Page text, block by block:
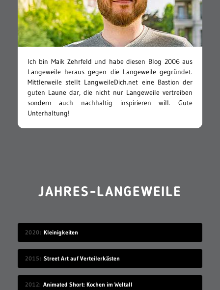
Ich bin Maik Zehrfeld und habe diesen Blog 2006 aus
Langeweile heraus gegen die Langeweile gegründet.
Mittlerweile stellt LangweileDich.net eine Bastion der
guten Laune dar, die nicht nur Langeweile vertreiben
sondern auch nachhaltig inspirieren will. Gute
Unterhaltung!
JAHRES-LANGEWEILE
2020 Kleinigkeiten
2015 Street Art auf Verteilerkästen
2012 Animated Short: Kochen im Weltall